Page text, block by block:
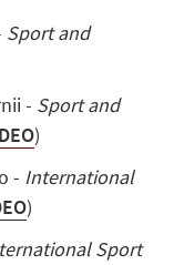
Sport and
- Sport and
)
- International
)
Sport